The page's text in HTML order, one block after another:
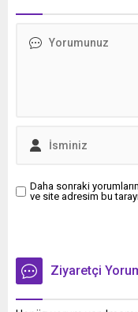
ardından Almanya’yı terk
tekrar Almanya’ya dönen
Daha sonraki
ve site adresim bu
Ziyaretçi